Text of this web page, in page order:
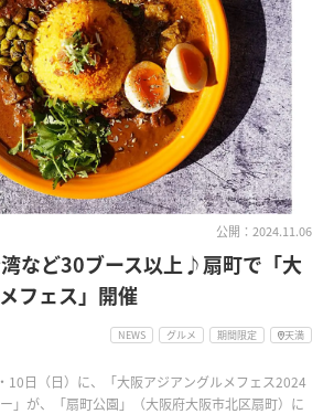
公開：2024.11.06
など30ブース以上♪扇町で「大
フェス」開催
NEWS グルメ 期間限定 天満
10日（日）に、「大阪アジアングルメフェス2024
」が、「扇町公園」（大阪府大阪市北区扇町）に